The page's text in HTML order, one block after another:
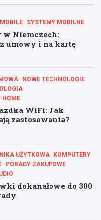
MOBILE SYSTEMY MOBILNE
Niemczech:
umowy i na kartę
NOWE TECHNOLOGIE
HOME
WiFi: Jak
zastosowania?
UŻYTKOWA
KOMPUTERY
PORADY ZAKUPOWE
dokanałowe do 300